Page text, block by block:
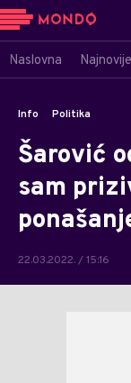
Naslovna Najnovije
Info Politika
Šarović
sam
22.03.2022. / 15:16